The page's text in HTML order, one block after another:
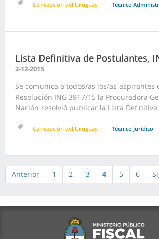
Concepción del Uruguay Técnico
Lista Definitiva de Postulantes,
2-12-2015
Se comunica a todos/as los/as aspirantes
Resolución ING 3917/15 la Procuradora
Nación resolvió publicar la Lista Definitiva
Concepción del Uruguay Técnico Jurídico
Anterior 1 2 3 4 5 6